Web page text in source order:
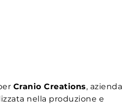
Cranio Creations, azienda
nella produzione e